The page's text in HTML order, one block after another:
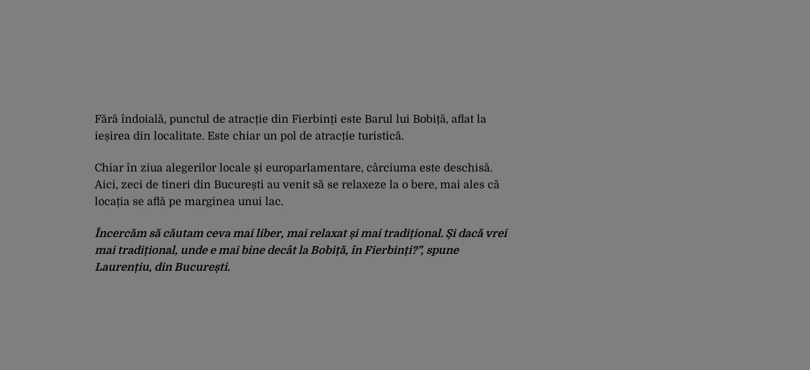
Fără îndoială, punctul de atracție din Fierbinți este Barul lui Bobiță, aflat la
ieșirea din localitate. Este chiar un pol de atracție turistică.
Chiar în ziua alegerilor locale și europarlamentare, cârciuma este deschisă.
Aici, zeci de tineri din București au venit să se relaxeze la o bere, mai ales că
locația se află pe marginea unui lac.
Încercăm să căutam ceva mai liber, mai relaxat și mai tradițional. Și dacă vrei
mai tradițional, unde e mai bine decât la Bobiță, în Fierbinți?”, spune
Laurențiu, din București.